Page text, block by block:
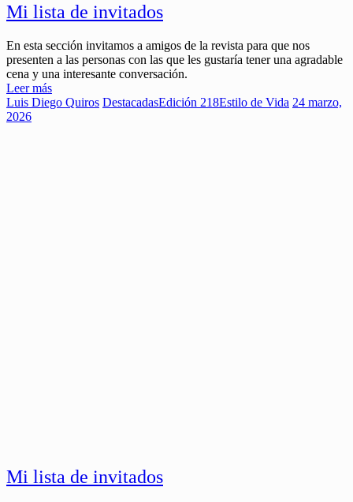
Mi lista de invitados
En esta sección invitamos a amigos de la revista para que nos
presenten a las personas con las que les gustaría tener una agradable
cena y una interesante conversación.
Leer más
Luis Diego Quiros DestacadasEdición 218Estilo de Vida 24 marzo,
2026
Mi lista de invitados